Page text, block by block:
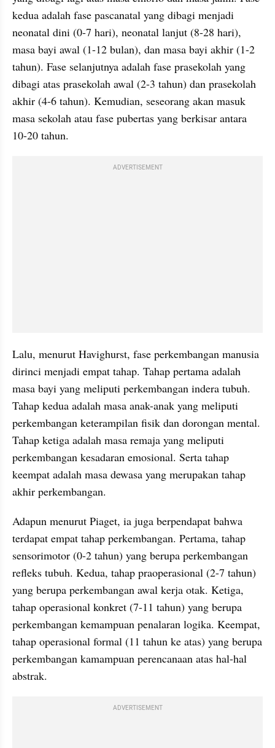
kedua adalah fase pascanatal yang dibagi menjadi
neonatal dini (0-7 hari), neonatal lanjut (8-28 hari),
masa bayi awal (1-12 bulan), dan masa bayi akhir (1-2
tahun). Fase selanjutnya adalah fase prasekolah yang
dibagi atas prasekolah awal (2-3 tahun) dan prasekolah
akhir (4-6 tahun). Kemudian, seseorang akan masuk
masa sekolah atau fase pubertas yang berkisar antara
10-20 tahun.
ADVERTISEMENT
Lalu, menurut Havighurst, fase perkembangan manusia
dirinci menjadi empat tahap. Tahap pertama adalah
masa bayi yang meliputi perkembangan indera tubuh.
Tahap kedua adalah masa anak-anak yang meliputi
perkembangan keterampilan fisik dan dorongan mental.
Tahap ketiga adalah masa remaja yang meliputi
perkembangan kesadaran emosional. Serta tahap
keempat adalah masa dewasa yang merupakan tahap
akhir perkembangan.
Adapun menurut Piaget, ia juga berpendapat bahwa
terdapat empat tahap perkembangan. Pertama, tahap
sensorimotor (0-2 tahun) yang berupa perkembangan
refleks tubuh. Kedua, tahap praoperasional (2-7 tahun)
yang berupa perkembangan awal kerja otak. Ketiga,
tahap operasional konkret (7-11 tahun) yang berupa
perkembangan kemampuan penalaran logika. Keempat,
tahap operasional formal (11 tahun ke atas) yang berupa
perkembangan kamampuan perencanaan atas hal-hal
abstrak.
ADVERTISEMENT